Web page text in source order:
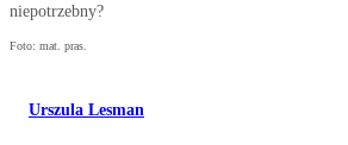
niepotrzebny?
Foto: mat. pras.
Urszula Lesman